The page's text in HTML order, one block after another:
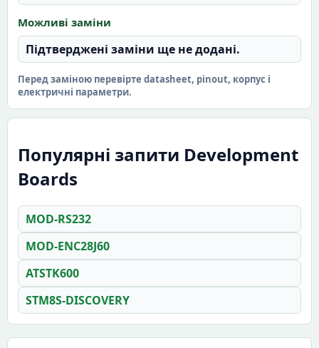
Можливі заміни
Підтверджені заміни ще не додані.
Перед заміною перевірте datasheet, pinout, корпус і
електричні параметри.
Популярні запити Development
Boards
MOD-RS232
MOD-ENC28J60
ATSTK600
STM8S-DISCOVERY